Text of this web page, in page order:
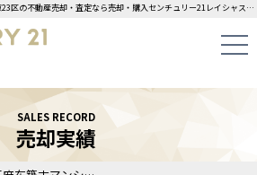
港区麻布築古マンション｜売却実績東京23区の不動産売却・査定なら売却・購入センチュリー21レイシャスにお任せください！
SALES RECORD
売却実績